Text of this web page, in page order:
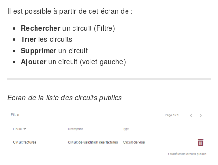
Il est possible à partir de cet écran de :
Rechercherun circuit (Filtre)
Trierles circuits
Supprimerun circuit
Ajouterun circuit (volet gauche)
Ecran de la liste des circuits publics